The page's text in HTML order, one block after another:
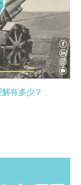
有多少？